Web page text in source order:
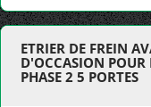
ETRIER DE FREIN
D'OCCASION
PHASE 2 5 PORTES